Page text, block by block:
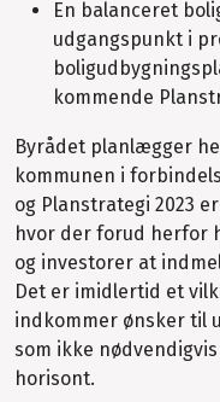
En balanceret
udgangspunkt i
kommende
Byrådet planlægger
kommunen i
og Planstrategi 2023
hvor der forud herfor
og investorer at
Det er imidlertid et
indkommer ønsker til
som ikke
horisont.